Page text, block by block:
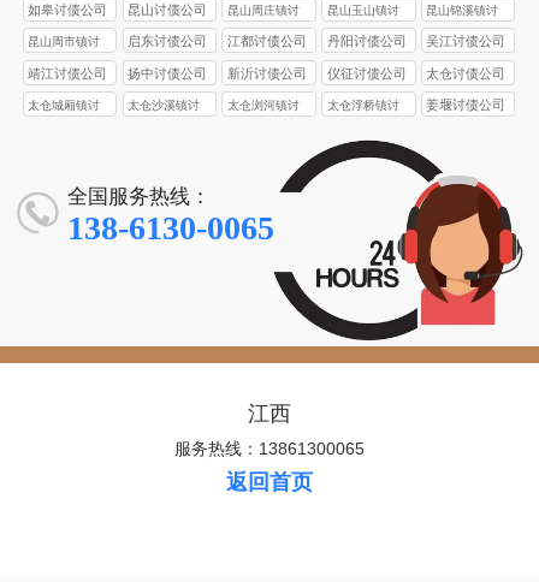
如皋讨债公司 昆山讨债公司
昆山周庄镇讨
债公司
昆山玉山镇讨
债公司
昆山锦溪镇讨
债公司
昆山周市镇讨
债公司
启东讨债公司 江都讨债公司 丹阳讨债公司 吴江讨债公司
靖江讨债公司 扬中讨债公司 新沂讨债公司 仪征讨债公司 太仓讨债公司
太仓城厢镇讨
太仓沙溪镇讨
太仓浏河镇讨
太仓浮桥镇讨
姜堰讨债公司
全国服务热线：
138-6130-0065
江西
服务热线：13861300065
返回首页